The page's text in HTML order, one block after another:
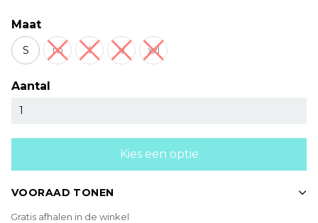
Maat
S m l xl xxl
Aantal
Kies een optie
VOORAAD TONEN
Gratis afhalen in de winkel